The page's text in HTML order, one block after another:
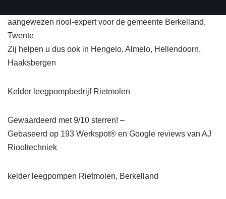
aangewezen riool-expert voor de gemeente Berkelland,
Twente
Zij helpen u dus ook in Hengelo, Almelo, Hellendoorn,
Haaksbergen
Kelder leegpompbedrijf Rietmolen
Gewaardeerd met 9/10 sterren! –
Gebaseerd op 193 Werkspot® en Google reviews van AJ
Riooltechniek
kelder leegpompen Rietmolen, Berkelland